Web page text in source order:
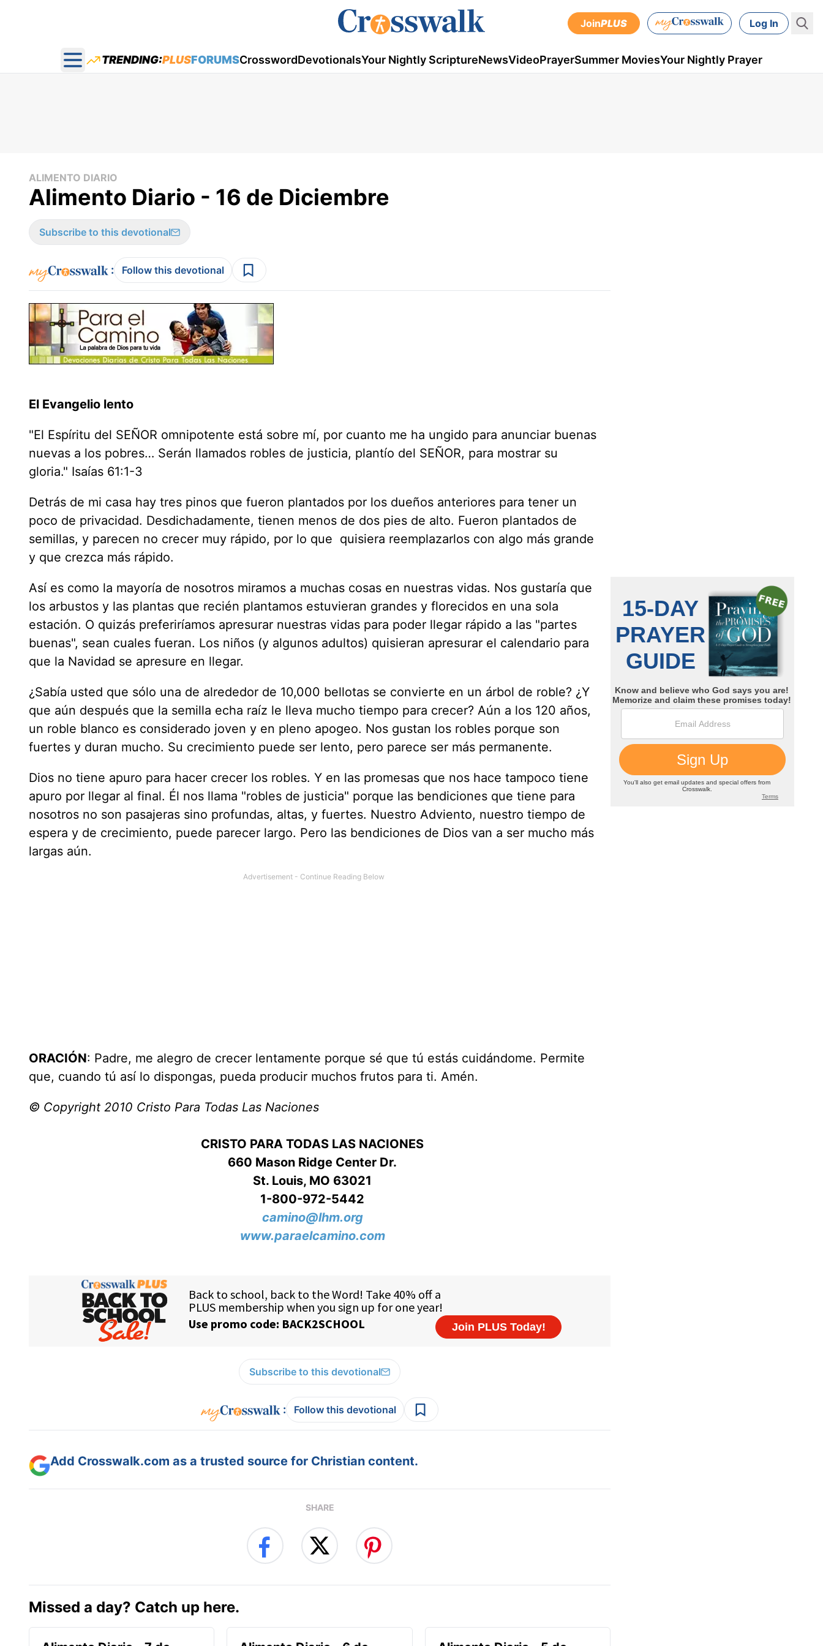
JoinPLUS Log In
Open main menu
TRENDING:PLUSFORUMSCrosswordDevotionalsYour Nightly ScriptureNewsVideoPrayerSummer MoviesYour Nightly Prayer
ALIMENTO DIARIO
Alimento Diario - 16 de Diciembre
Subscribe to this devotional
: Follow this devotional
El Evangelio lento
"El Espíritu del SEÑOR omnipotente está sobre mí, por cuanto me ha ungido para anunciar buenas
nuevas a los pobres… Serán llamados robles de justicia, plantío del SEÑOR, para mostrar su
gloria." Isaías 61:1-3
Detrás de mi casa hay tres pinos que fueron plantados por los dueños anteriores para tener un
poco de privacidad. Desdichadamente, tienen menos de dos pies de alto. Fueron plantados de
semillas, y parecen no crecer muy rápido, por lo que quisiera reemplazarlos con algo más grande
y que crezca más rápido.
Así es como la mayoría de nosotros miramos a muchas cosas en nuestras vidas. Nos gustaría que
los arbustos y las plantas que recién plantamos estuvieran grandes y florecidos en una sola
estación. O quizás preferiríamos apresurar nuestras vidas para poder llegar rápido a las "partes
buenas", sean cuales fueran. Los niños (y algunos adultos) quisieran apresurar el calendario para
que la Navidad se apresure en llegar.
¿Sabía usted que sólo una de alrededor de 10,000 bellotas se convierte en un árbol de roble? ¿Y
que aún después que la semilla echa raíz le lleva mucho tiempo para crecer? Aún a los 120 años,
un roble blanco es considerado joven y en pleno apogeo. Nos gustan los robles porque son
fuertes y duran mucho. Su crecimiento puede ser lento, pero parece ser más permanente.
Dios no tiene apuro para hacer crecer los robles. Y en las promesas que nos hace tampoco tiene
apuro por llegar al final. Él nos llama "robles de justicia" porque las bendiciones que tiene para
nosotros no son pasajeras sino profundas, altas, y fuertes. Nuestro Adviento, nuestro tiempo de
espera y de crecimiento, puede parecer largo. Pero las bendiciones de Dios van a ser mucho más
largas aún.
ORACIÓN: Padre, me alegro de crecer lentamente porque sé que tú estás cuidándome. Permite
que, cuando tú así lo dispongas, pueda producir muchos frutos para ti. Amén.
© Copyright 2010 Cristo Para Todas Las Naciones
CRISTO PARA TODAS LAS NACIONES
660 Mason Ridge Center Dr.
St. Louis, MO 63021
1-800-972-5442
camino@lhm.org
www.paraelcamino.com
Subscribe to this devotional
: Follow this devotional
Add Crosswalk.com as a trusted source for Christian content.
SHARE
Missed a day? Catch up here.